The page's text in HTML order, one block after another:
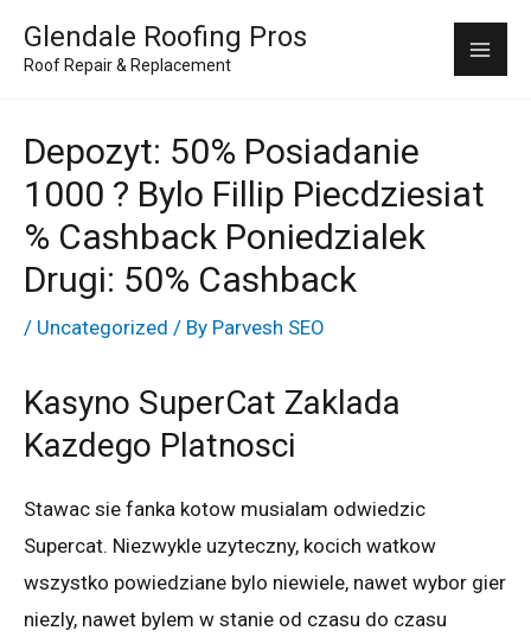
Glendale Roofing Pros
Roof Repair & Replacement
Depozyt: 50% Posiadanie
1000 ? Bylo Fillip Piecdziesiat
% Cashback Poniedzialek
Drugi: 50% Cashback
/ Uncategorized / By Parvesh SEO
Kasyno SuperCat Zaklada
Kazdego Platnosci
Stawac sie fanka kotow musialam odwiedzic
Supercat. Niezwykle uzyteczny, kocich watkow
wszystko powiedziane bylo niewiele, nawet wybor gier
niezly, nawet bylem w stanie od czasu do czasu